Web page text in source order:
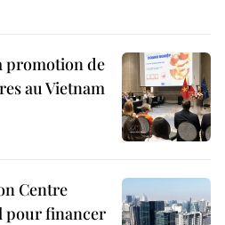
promotion de
au Vietnam
Centre
pour financer